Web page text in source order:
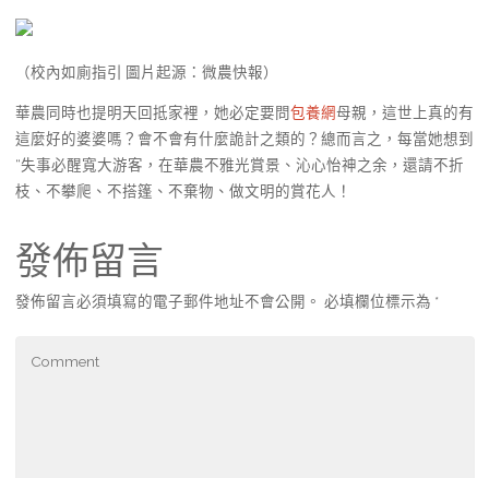
（校內如廁指引 圖片起源：微農快報）
華農同時也提明天回抵家裡，她必定要問包養網母親，這世上真的有
這麼好的婆婆嗎？會不會有什麼詭計之類的？總而言之，每當她想到
“失事必醒寬大游客，在華農不雅光賞景、沁心怡神之余，還請不折
枝、不攀爬、不搭篷、不棄物、做文明的賞花人！
發佈留言
發佈留言必須填寫的電子郵件地址不會公開。 必填欄位標示為 *